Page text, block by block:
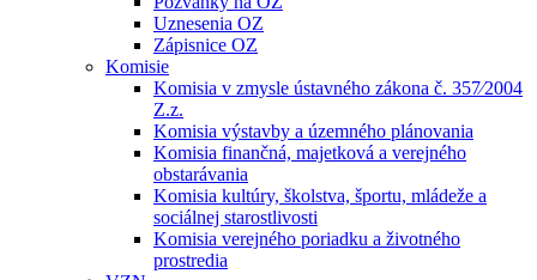
Uznesenia OZ
Zápisnice OZ
Komisie
Komisia v zmysle ústavného zákona č. 357⁄2004
Z.z.
Komisia výstavby a územného plánovania
Komisia finančná, majetková a verejného
obstarávania
Komisia kultúry, školstva, športu, mládeže a
sociálnej starostlivosti
Komisia verejného poriadku a životného
prostredia